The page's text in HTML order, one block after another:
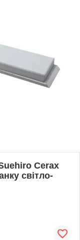
Cerax
світло-